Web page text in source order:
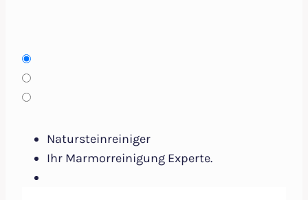
Natursteinreiniger
Ihr Marmorreinigung Experte.